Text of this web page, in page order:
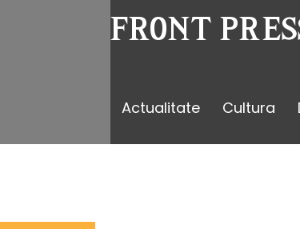
Actualitate Cultura